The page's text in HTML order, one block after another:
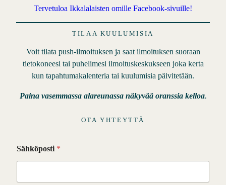
Tervetuloa Ikkalalaisten omille Facebook-sivuille!
TILAA KUULUMISIA
Voit tilata push-ilmoituksen ja saat ilmoituksen suoraan
tietokoneesi tai puhelimesi ilmoituskeskukseen joka kerta
kun tapahtumakalenteria tai kuulumisia päivitetään.
Paina vasemmassa alareunassa näkyvää oranssia kelloa.
OTA YHTEYTTÄ
Sähköposti *